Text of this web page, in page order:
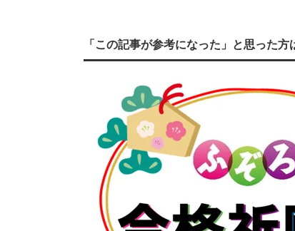
「この記事が参考になった」と思った方